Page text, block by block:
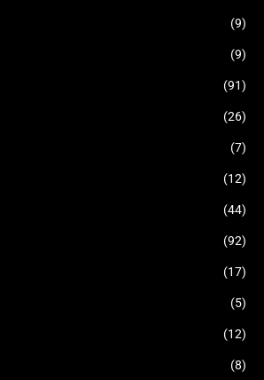
(9)
(9)
(91)
(26)
(7)
(12)
(44)
(92)
(17)
(5)
(12)
(8)